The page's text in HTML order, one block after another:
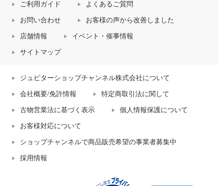
ご利用ガイド よくあるご質問
お問い合わせ お客様の声から改善しました
店舗情報 イベント・催事情報
サイトマップ
ジュピターショップチャンネル株式会社について
会社概要/免許情報 特定商取引法に関して
古物営業法に基づく表示 個人情報保護について
お客様対応について
ショップチャンネルで商品販売希望の事業者募集中
採用情報